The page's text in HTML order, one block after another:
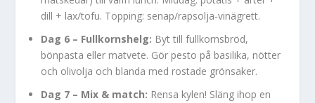
dill + lax/tofu. Topping: senap/rapsolja‑vinägrett.
Dag 6 – Fullkornshelg: Byt till fullkornsbröd,
bönpasta eller matvete. Gör pesto på basilika, nötter
och olivolja och blanda med rostade grönsaker.
Dag 7 – Mix & match: Rensa kylen! Släng ihop en